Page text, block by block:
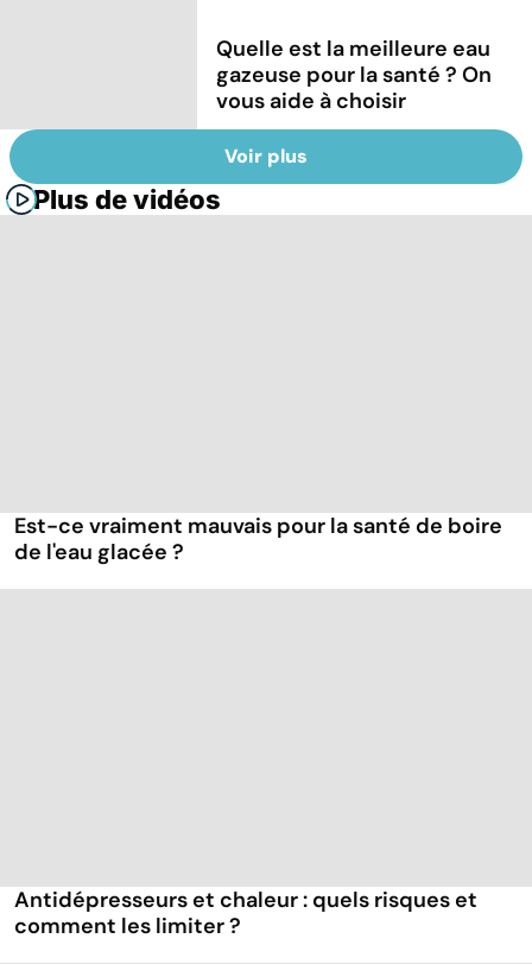
Quelle est la meilleure eau
gazeuse pour la santé ? On
vous aide à choisir
Voir plus
Plus de vidéos
Est-ce vraiment mauvais pour la santé de boire
de l'eau glacée ?
Antidépresseurs et chaleur : quels risques et
comment les limiter ?